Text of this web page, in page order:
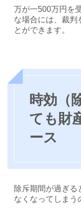
万が一500万円を
な場合には、裁判
とができます。
時効（
ても財
ース
除斥期間が過ぎる
なくなってしまう